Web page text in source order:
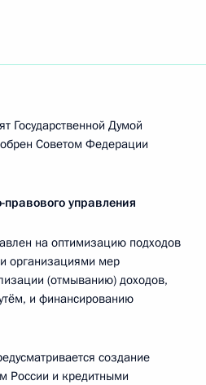
Государственной Думой
Советом Федерации
управления
на оптимизацию подходов
организациями мер
(отмыванию) доходов,
и финансированию
создание
России и кредитными